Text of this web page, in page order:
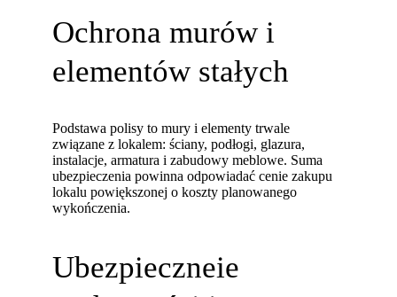
Ochrona murów i
elementów stałych
Podstawa polisy to mury i elementy trwale
związane z lokalem: ściany, podłogi, glazura,
instalacje, armatura i zabudowy meblowe. Suma
ubezpieczenia powinna odpowiadać cenie zakupu
lokalu powiększonej o koszty planowanego
wykończenia.
Ubezpieczneie